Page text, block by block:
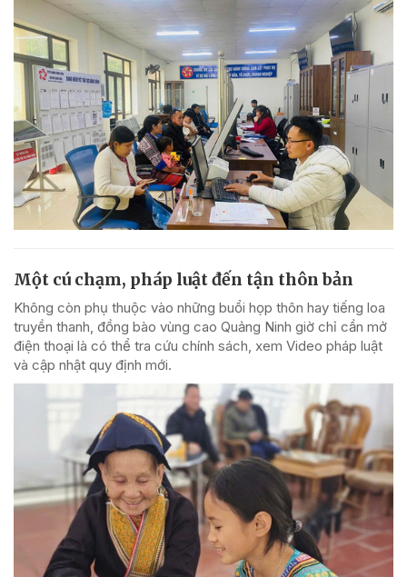
Một cú chạm, pháp luật đến tận thôn bản
Không còn phụ thuộc vào những buổi họp thôn hay tiếng loa
truyền thanh, đồng bào vùng cao Quảng Ninh giờ chỉ cần mở
điện thoại là có thể tra cứu chính sách, xem Video pháp luật
và cập nhật quy định mới.